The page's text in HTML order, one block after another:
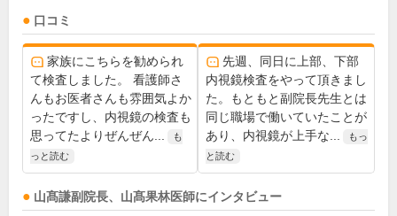
口コミ
家族にこちらを勧められ
て検査しました。 看護師さ
んもお医者さんも雰囲気よか
ったですし、内視鏡の検査も
思ってたよりぜんぜん...
も
っと読む
先週、同日に上部、下部
内視鏡検査をやって頂きまし
た。もともと副院長先生とは
同じ職場で働いていたことが
あり、内視鏡が上手な...
もっ
と読む
山髙謙副院長、 山髙果林医師にインタビュー